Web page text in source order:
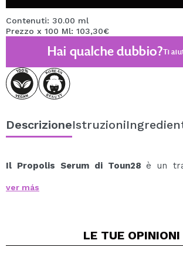
Contenuti: 30.00 ml
Prezzo x 100 Ml: 103,30€
Hai qualche dubbio?Ti
DescrizioneIstruzioni
Il Propolis Serum di Toun28 è un
pelle e ripristinarne la naturale
barriera cutanea e a proteggerla
ver más
LE TUE OPINIONI